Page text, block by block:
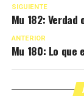
SIGUIENTE
Mu 182:
ANTERIOR
Mu 180: Lo que